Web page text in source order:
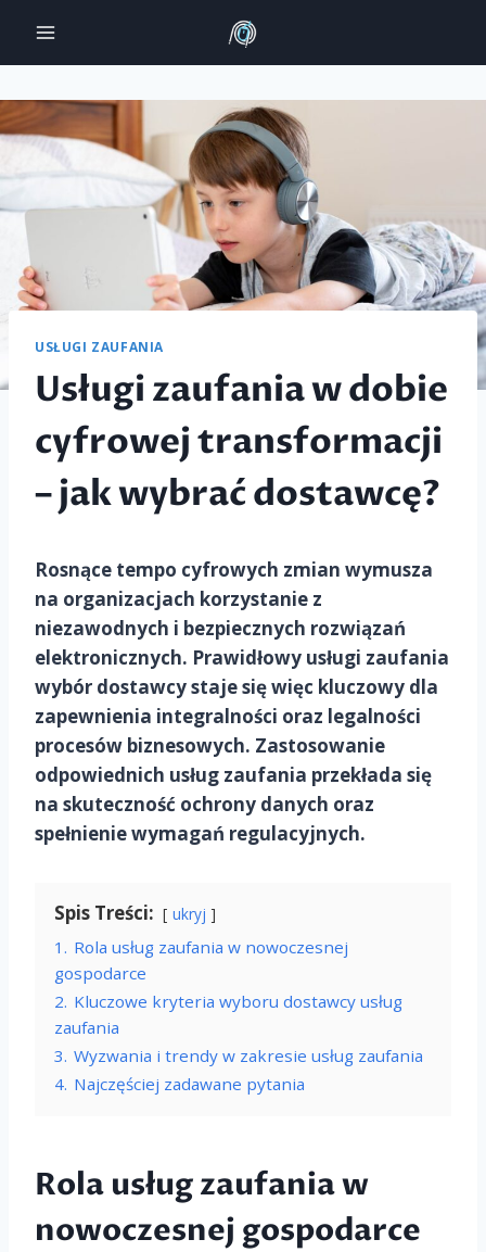
treści
USŁUGI ZAUFANIA
Usługi zaufania w dobie
cyfrowej transformacji
– jak wybrać dostawcę?
Rosnące tempo cyfrowych zmian wymusza
na organizacjach korzystanie z
niezawodnych i bezpiecznych rozwiązań
elektronicznych. Prawidłowy usługi zaufania
wybór dostawcy staje się więc kluczowy dla
zapewnienia integralności oraz legalności
procesów biznesowych. Zastosowanie
odpowiednich usług zaufania przekłada się
na skuteczność ochrony danych oraz
spełnienie wymagań regulacyjnych.
Spis Treści: ukryj
1. Rola usług zaufania w nowoczesnej
gospodarce
2. Kluczowe kryteria wyboru dostawcy usług
zaufania
3. Wyzwania i trendy w zakresie usług zaufania
4. Najczęściej zadawane pytania
Rola usług zaufania w
nowoczesnej gospodarce